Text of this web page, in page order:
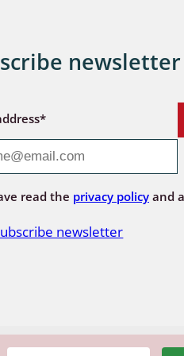
newsletter
read the privacy policy and
newsletter